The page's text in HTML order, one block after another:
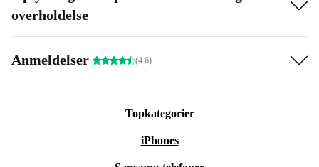
overholdelse
Anmeldelser (4.6)
Topkategorier
iPhones